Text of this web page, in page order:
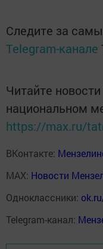
Следите за
Telegram-канале
Читайте
национальном
https://max.ru/
ВКонтакте:
MAX: Новости
Одноклассники:
Telegram-канал: